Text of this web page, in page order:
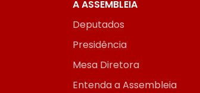
A ASSEMBLEIA
Deputados
Presidência
Mesa Diretora
Entenda a Assembleia